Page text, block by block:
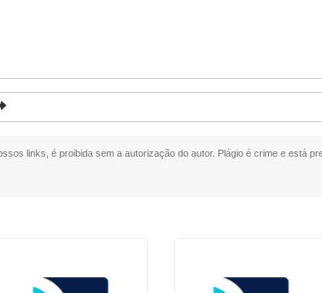
links, é proibida sem a autorização do autor. Plágio é crime e está